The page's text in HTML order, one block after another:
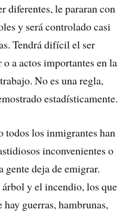
diferentes, le pararan con
y será controlado casi
Tendrá difícil el ser
a actos importantes en la
No es una regla,
estadísticamente.
todos los inmigrantes han
inconvenientes o
gente deja de emigrar.
y el incendio, los que
guerras, hambrunas,